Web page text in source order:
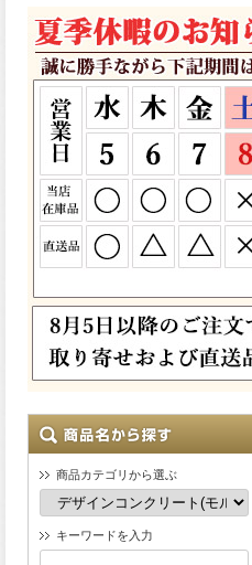
商品カテゴリから選ぶ
キーワードを入力